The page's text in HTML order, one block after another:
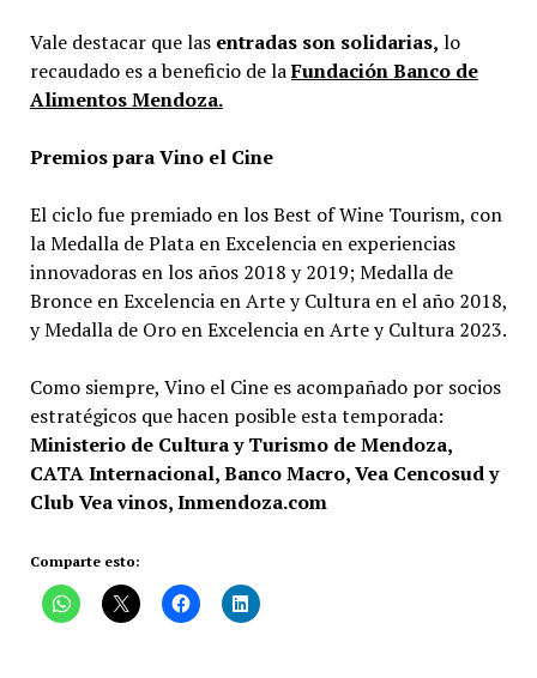
Vale destacar que lasentradas son solidarias, lo
recaudado es a beneficio de laFundación Banco de
Alimentos Mendoza.
Premios para Vino el Cine
El ciclo fue premiado en los Best of Wine Tourism, con
la Medalla de Plata en Excelencia en experiencias
innovadoras en los años 2018 y 2019; Medalla de
Bronce en Excelencia en Arte y Cultura en el año 2018,
y Medalla de Oro en Excelencia en Arte y Cultura 2023.
Como siempre, Vino el Cine es acompañado por socios
estratégicos que hacen posible esta temporada:
Ministerio de Cultura yTurismo de Mendoza,
CATA Internacional, Banco Macro, Vea Cencosud y
Club Vea vinos,Inmendoza.com
Comparte esto: